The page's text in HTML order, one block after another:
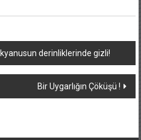
derinliklerinde gizli!
Bir Uygarlığın Çöküşü !